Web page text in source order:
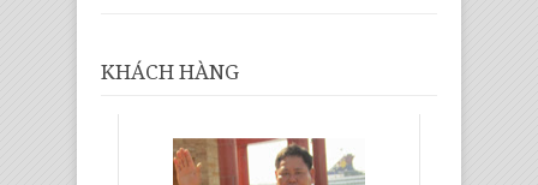
KHÁCH HÀNG